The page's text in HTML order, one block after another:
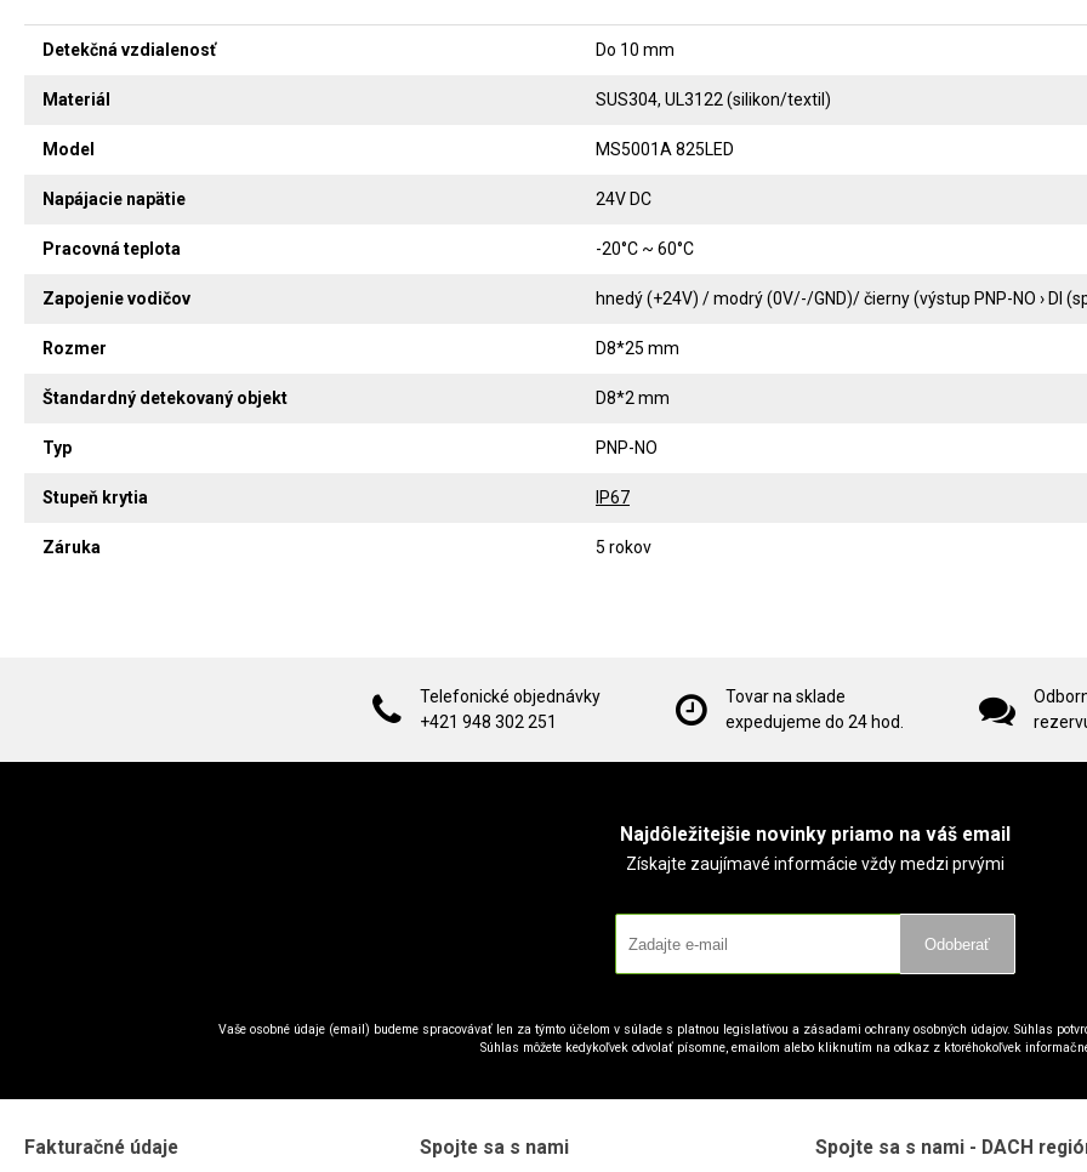
Detekčná vzdialenosť Do 10 mm
Materiál SUS304, UL3122 (silikon/textil)
Model MS5001A 825LED
Napájacie napätie 24V DC
Pracovná teplota -20°C ~ 60°C
Zapojenie vodičov hnedý (+24V) / modrý (0V/-/GND)/ čierny (výstup PNP-NO › DI
Rozmer D8*25 mm
Štandardný detekovaný objekt D8*2 mm
Typ PNP-NO
Stupeň krytia IP67
Záruka 5 rokov
Telefonické objednávky
+421 948 302 251
Tovar na sklade
expedujeme do 24 hod.
Najdôležitejšie novinky priamo na váš email
Získajte zaujímavé informácie vždy medzi prvými
Odoberať
Vaše osobné údaje (email) budeme spracovávať len za týmto účelom v súlade s platnou legislatívou a zásadami ochrany osobných údajov. Súhlas
Súhlas môžete kedykoľvek odvolať písomne, emailom alebo kliknutím na odkaz z ktoréhokoľvek
Fakturačné údaje Spojte sa s nami Spojte sa s nami - DACH